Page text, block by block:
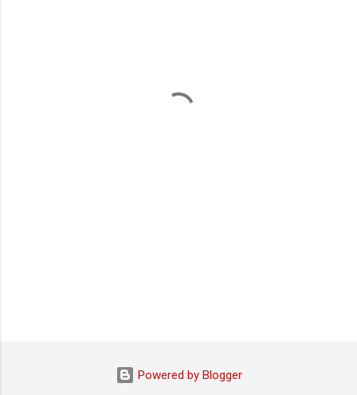
Powered by Blogger